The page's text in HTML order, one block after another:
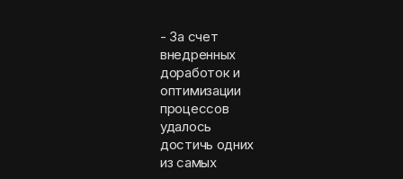
- За счет
внедренных
доработок и
оптимизации
процессов
удалось
достичь одних
из самых